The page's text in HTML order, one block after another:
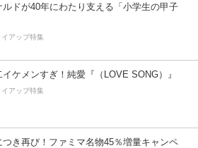
ルドが40年にわたり支える「小学生の甲子
イアップ特集
イケメンすぎ！純愛『（LOVE SONG）』
イアップ特集
つき再び！ファミマ名物45％増量キャンペ